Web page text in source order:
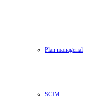
Plan managerial
SCIM